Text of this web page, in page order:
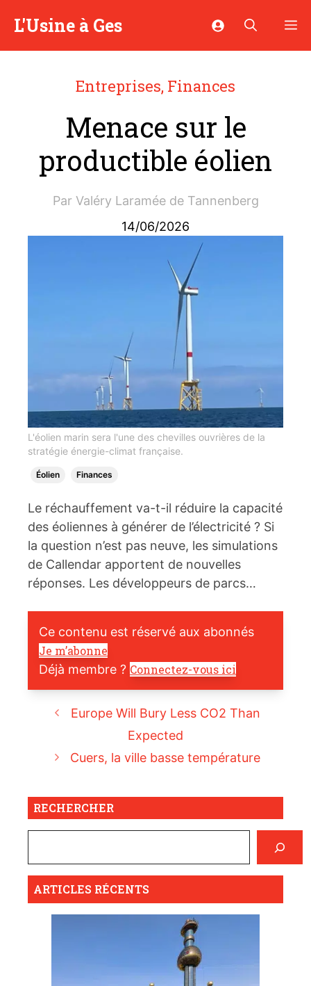
L'Usine à Ges
Entreprises, Finances
Menace sur le
productible éolien
Par Valéry Laramée de Tannenberg
14/06/2026
L'éolien marin sera l'une des chevilles ouvrières de la
stratégie énergie-climat française.
Éolien Finances
Le réchauffement va-t-il réduire la capacité
des éoliennes à générer de l’électricité ? Si
la question n’est pas neuve, les simulations
de Callendar apportent de nouvelles
réponses. Les développeurs de parcs…
Ce contenu est réservé aux abonnés
Je m’abonne
Déjà membre ? Connectez-vous ici
Europe Will Bury Less CO2 Than
Expected
Cuers, la ville basse température
RECHERCHER
ARTICLES RÉCENTS